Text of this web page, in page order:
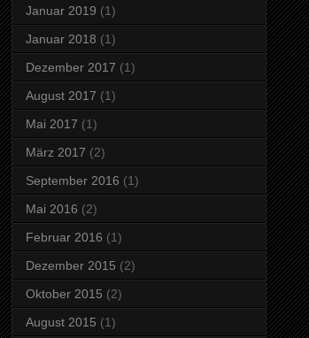
Januar 2019 (1)
Januar 2018 (1)
Dezember 2017 (1)
August 2017 (1)
Mai 2017 (1)
März 2017 (2)
September 2016 (1)
Mai 2016 (2)
Februar 2016 (1)
Dezember 2015 (2)
Oktober 2015 (2)
August 2015 (1)